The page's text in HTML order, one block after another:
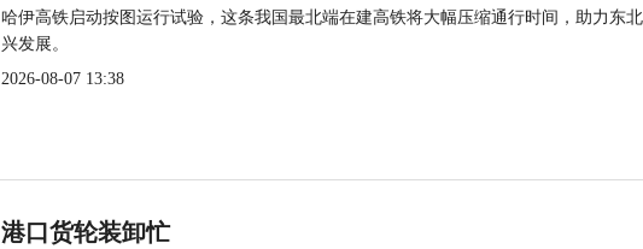
哈伊高铁启动按图运行试验，这条我国最北端在建高铁将大幅压缩通行时间，助力东
兴发展。
2026-08-07 13:38
港口货轮装卸忙